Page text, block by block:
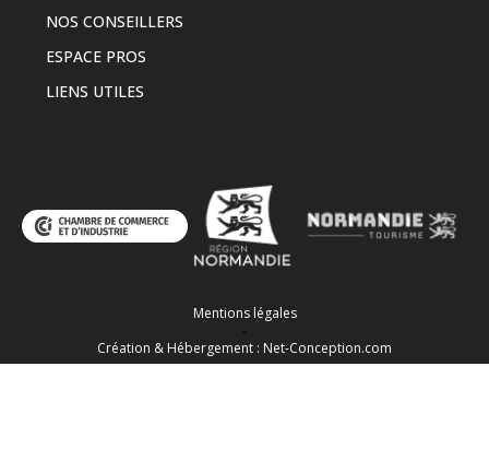
NOS CONSEILLERS
ESPACE PROS
LIENS UTILES
Mentions légales
-
Création & Hébergement : Net-Conception.com